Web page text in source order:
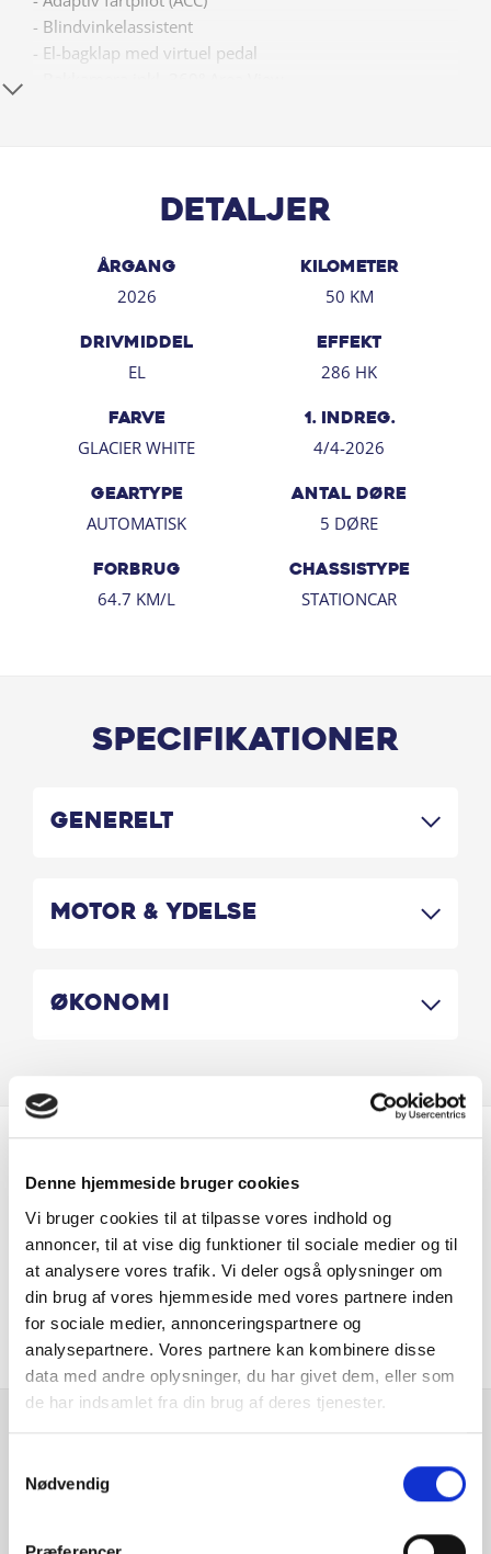
Denne hjemmeside bruger cookies
Vi bruger cookies til at tilpasse vores indhold og
annoncer, til at vise dig funktioner til sociale medier og til
at analysere vores trafik. Vi deler også oplysninger om
din brug af vores hjemmeside med vores partnere inden
for sociale medier, annonceringspartnere og
analysepartnere. Vores partnere kan kombinere disse
data med andre oplysninger, du har givet dem, eller som
de har indsamlet fra din brug af deres tjenester.
Nødvendig
- Blindvinkelassistent
- El-bagklap med virtuel pedal
- Black Style pakke
- Interiørpakke
- Komfortpakke
*Der tages forbehold for tastefejl
Detaljer
ÅRGANG
2026
KILOMETER
50 KM
DRIVMIDDEL
EL
EFFEKT
286 HK
FARVE
GLACIER WHITE
1. INDREG.
4/4-2026
GEARTYPE
AUTOMATISK
ANTAL DØRE
5 DØRE
FORBRUG
64.7 KM/L
CHASSISTYPE
STATIONCAR
Specifikationer
Generelt
Motor & Ydelse
Økonomi
Er du interesseret i
denne bil?
KONTAKT FORHANDLER